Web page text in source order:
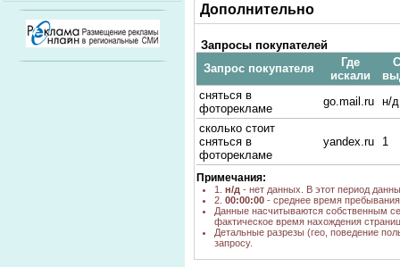
Дополнительно
Запросы покупателей
Запрос покупателя
Где
искали
сняться в
фоторекламе
go.mail.ru н/д
сколько стоит
сняться в
фоторекламе
yandex.ru 1
Примечания:
1. н/д - нет данных. В этот период
2. 00:00:00 - среднее время
Данные насчитываются собственным
фактическое время нахождения
Детальные разрезы (гео, поведение
запросу.